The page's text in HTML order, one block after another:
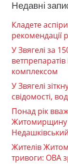
Недавні
Кладете
рекомендації
У Звягелі за
комплексом
У Звягелі
свідомості,
Понад рік
Житомирщину
Недашківський
Жителів
тривоги: ОВА